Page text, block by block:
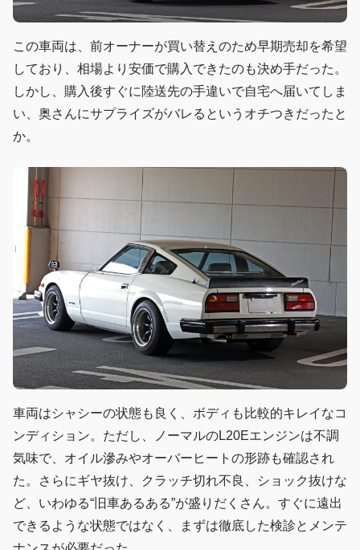
この車両は、前オーナーが買い替えのため早期売却を希望
しており、相場より安価で購入できたのも決め手だった。
しかし、購入後すぐに陸送先の手違いで自宅へ届いてしま
い、奥さんにサプライズがバレるというオチつきだったと
か。
車両はシャシーの状態も良く、ボディも比較的キレイなコ
ンディション。ただし、ノーマルのL20Eエンジンは不調
気味で、オイル滲みやオーバーヒートの形跡も確認され
た。さらにギヤ抜け、クラッチ切れ不良、ショック抜けな
ど、いわゆる“旧車あるある”が盛りだくさん。すぐに遠出
できるような状態ではなく、まずは徹底した検診とメンテ